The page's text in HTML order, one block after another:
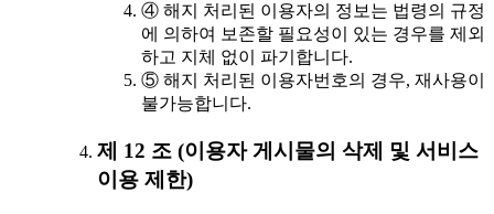
④ 해지 처리된 이용자의 정보는 법령의 규정
에 의하여 보존할 필요성이 있는 경우를 제외
하고 지체 없이 파기합니다.
⑤ 해지 처리된 이용자번호의 경우, 재사용이
불가능합니다.
제 12 조 (이용자 게시물의 삭제 및 서비스
이용 제한)